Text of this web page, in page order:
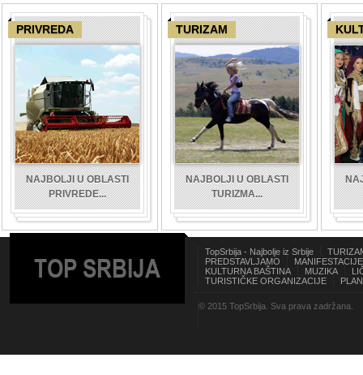
PRIVREDA
NAJBOLJI U OBLASTI
PRIVREDE...
TURIZAM
NAJBOLJI U OBLASTI
TURIZMA...
TOP SRBIJA
TopSrbija - Najbolje iz Srbije
PREDSTAVLJAMO
MANIFESTACIJE
KULTURNA BAŠTINA
MUZIKA
TURISTIČKE ORGANIZACIJE
© 2015 TopSrbija. Sva prava zadržana.